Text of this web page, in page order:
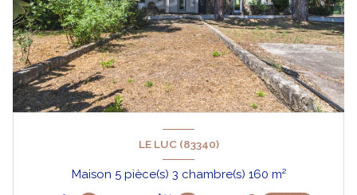
LE LUC (83340)
Maison 5 pièce(s) 3 chambre(s) 160 m²